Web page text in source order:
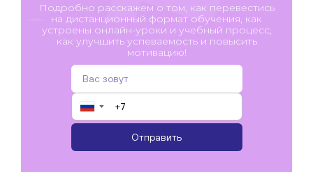
Подробно расскажем о том, как перевестись
на дистанционный формат обучения, как
устроены онлайн-уроки и учебный процесс,
как улучшить успеваемость и повысить
мотивацию!
▼
Отправить